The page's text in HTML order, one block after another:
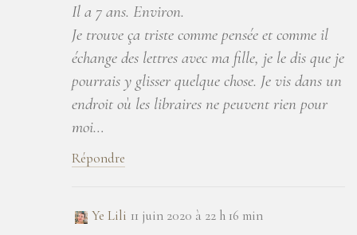
Il a 7 ans. Environ.
Je trouve ça triste comme pensée et comme il
échange des lettres avec ma fille, je le dis que je
pourrais y glisser quelque chose. Je vis dans un
endroit où les libraires ne peuvent rien pour
moi…
Répondre
Ye Lili 11 juin 2020 à 22 h 16 min